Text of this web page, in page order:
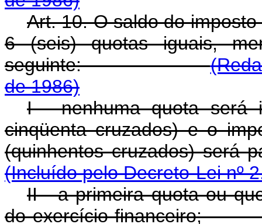
Art. 10. O saldo do
6 (seis) quotas iguais,
seguinte:
de 1986)
I - nenhuma quota será
cinqüenta cruzados) e o
(quinhentos
(Incluído pelo Decreto-Lei nº
II - a primeira quota ou
do exercício